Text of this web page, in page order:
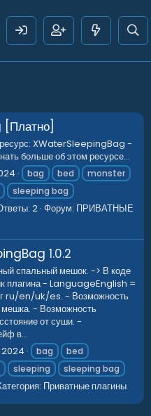
XWaterSleepingBag -
больше об этом ресурсе...
bag bed
monster
sleeping bag
2 Форум: ПРИВАТНЫЕ
1.0.2
спальный мешок. -> В коде
плагина - LanguageEnglish =
ru/en/uk/es. - Возможность
мешка. - Возможность
от суши. -
в...
2024 bag
bed
sleeping
sleeping bag
Приватные плагины